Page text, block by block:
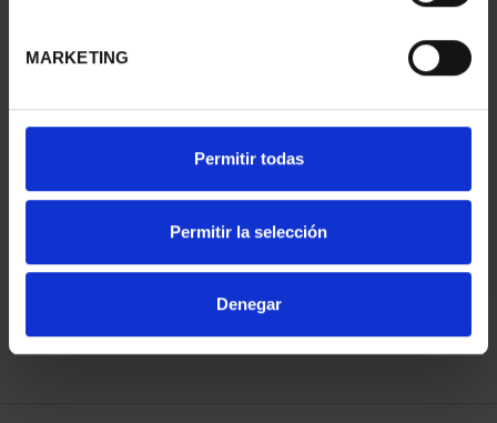
MARKETING
Permitir todas
Permitir la selección
Denegar
CAPITALES DE
COMPLET...
3.796,00 €